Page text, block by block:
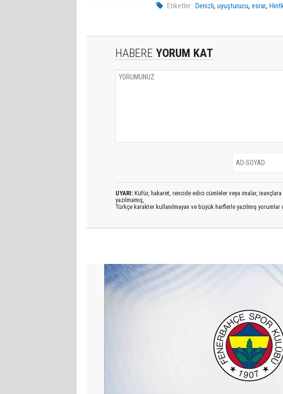
Etiketler : Denizli,uyuşturucu,esrar,
HABERE YORUM KAT
UYARI: Küfür, hakaret, rencide edici cümleler veya imalar, inançlara
yazılmamış,
Türkçe karakter kullanılmayan ve büyük harflerle yazılmış yorumlar